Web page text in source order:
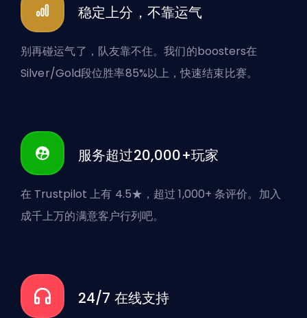
稳定上分，不靠运气
别再碰运气了，队友靠不住。我们的boosters在
Silver/Gold段位胜率85%以上，快速结束比赛。
服务超过20,000+玩家
在 Trustpilot 上有 4.5★，超过 1,000+ 条评价。加入
成千上万的满意客户行列吧。
24/7 在线支持